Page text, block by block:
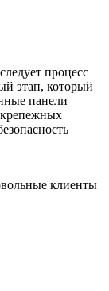
процесс
этап, который
панели
клиенты